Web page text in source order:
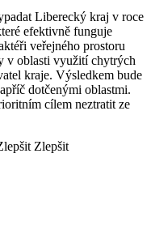
Liberecký kraj v roce
efektivně funguje
veřejného prostoru
v oblasti využití chytrých
kraje. Výsledkem bude
dotčenými oblastmi.
cílem neztratit ze
Zlepšit